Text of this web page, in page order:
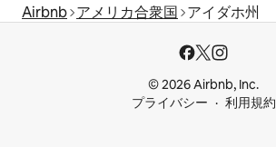
Airbnb アメリカ合衆国 アイダホ州
© 2026 Airbnb, Inc.
プライバシー
利用規約